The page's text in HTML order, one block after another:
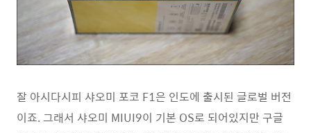
잘 아시다시피 샤오미 포코 F1은 인도에 출시된 글로벌 버전
이죠. 그래서 샤오미 MIUI9이 기본 OS로 되어있지만 구글